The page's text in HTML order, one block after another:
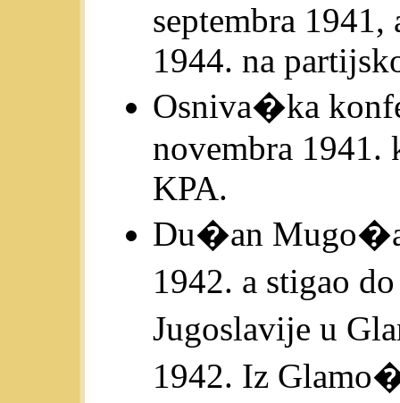
septembra
1944. na
Osniva�ka
novembra 1941.
KPA.
Du�an
1942. a stigao
Jugoslavije u
1942. Iz